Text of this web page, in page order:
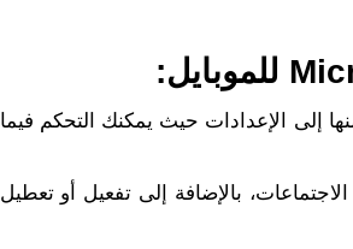
إلى الإعدادات حيث يمكنك التحكم فيما
بالإضافة إلى تفعيل أو تعطيل